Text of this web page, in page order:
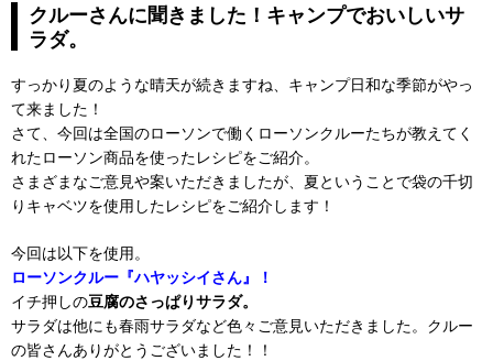
クルーさんに聞きました！キャンプでおいしいサ
ラダ。
すっかり夏のような晴天が続きますね、キャンプ日和な季節がやっ
て来ました！
さて、今回は全国のローソンで働くローソンクルーたちが教えてく
れたローソン商品を使ったレシピをご紹介。
さまざまなご意見や案いただきましたが、夏ということで袋の千切
りキャベツを使用したレシピをご紹介します！
今回は以下を使用。
ローソンクルー『ハヤッシイさん』！
イチ押しの豆腐のさっぱりサラダ。
サラダは他にも春雨サラダなど色々ご意見いただきました。クルー
の皆さんありがとうございました！！